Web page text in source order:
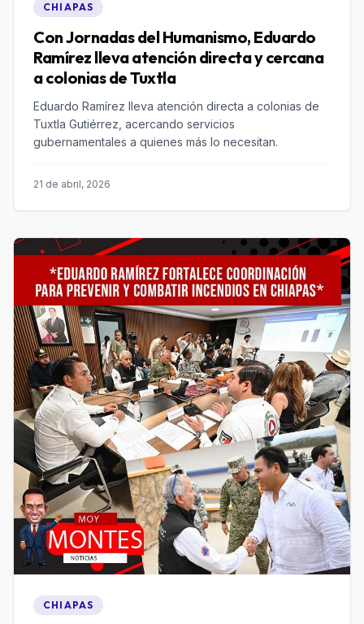
CHIAPAS
Con Jornadas del Humanismo, Eduardo
Ramírez lleva atención directa y cercana
a colonias de Tuxtla
Eduardo Ramírez lleva atención directa a colonias de
Tuxtla Gutiérrez, acercando servicios
gubernamentales a quienes más lo necesitan.
21 de abril, 2026
CHIAPAS